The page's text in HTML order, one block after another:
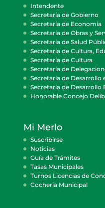
Intendente
Secretaría de Gobierno
Secretaría de Economía
Secretaría de Obras y
Secretaría de Salud
Secretaría de Cultura,
Secretaría de Cultura
Secretaría de
Secretaría de Desarrollo
Secretaría de
Honorable Concejo
Mi Merlo
Suscribirse
Noticias
Guía de Trámites
Tasas Municipales
Turnos Licencias de
Cocheria Municipal